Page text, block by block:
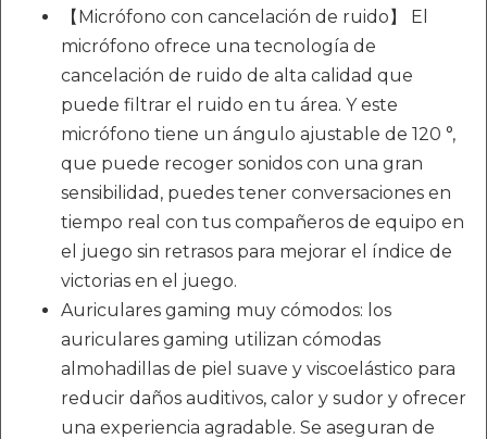
【Micrófono con cancelación de ruido】 El
micrófono ofrece una tecnología de
cancelación de ruido de alta calidad que
puede filtrar el ruido en tu área. Y este
micrófono tiene un ángulo ajustable de 120 °,
que puede recoger sonidos con una gran
sensibilidad, puedes tener conversaciones en
tiempo real con tus compañeros de equipo en
el juego sin retrasos para mejorar el índice de
victorias en el juego.
Auriculares gaming muy cómodos: los
auriculares gaming utilizan cómodas
almohadillas de piel suave y viscoelástico para
reducir daños auditivos, calor y sudor y ofrecer
una experiencia agradable. Se aseguran de